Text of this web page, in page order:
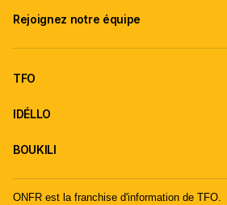
Rejoignez notre équipe
TFO
IDÉLLO
BOUKILI
ONFR est la franchise d'information de TFO.